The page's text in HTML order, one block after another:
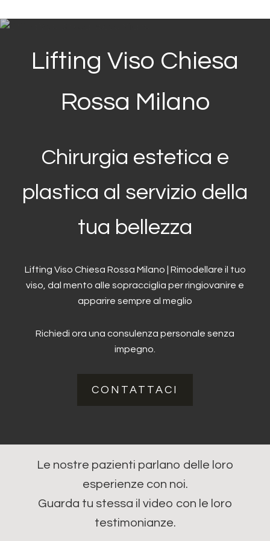
Lifting Viso Chiesa
Rossa Milano
Chirurgia estetica e
plastica al servizio della
tua bellezza
Lifting Viso Chiesa Rossa Milano | Rimodellare il tuo
viso, dal mento alle sopracciglia per ringiovanire e
apparire sempre al meglio
Richiedi ora una consulenza personale senza
impegno.
CONTATTACI
Le nostre pazienti parlano delle loro
esperienze con noi.
Guarda tu stessa il video con le loro
testimonianze.